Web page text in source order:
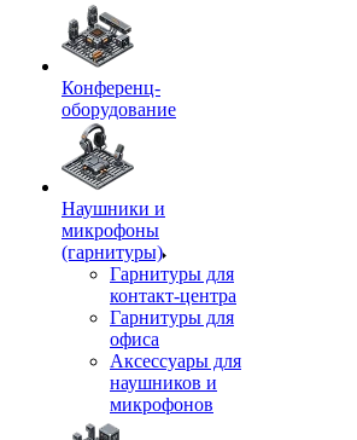
Конференц-
оборудование
Наушники и
микрофоны
(гарнитуры)
Гарнитуры для
контакт-центра
Гарнитуры для
офиса
Аксессуары для
наушников и
микрофонов